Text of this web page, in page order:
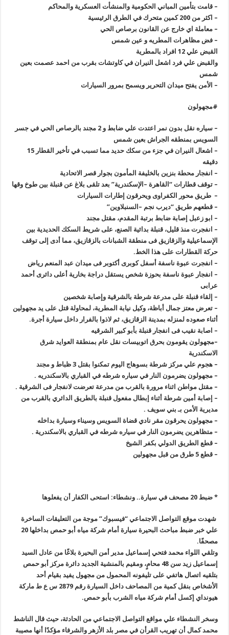
–قامت بتأمين المباني الحكومية والمنشأت العسكرية والمحاكم
– اكثر من 200 كمين متحرك في الطرق الرئيسية
–معاملة اي خارج عن القانون برصاص الحي
–فض مظاهرات المطريه و عين شمس
القبض علي 12 افراد بالمطرية
والقبض علي فرد اشعل النيران في كاوتشات بقرب من احمد عصمت بعين
شمس
– الأمن يفتح ميدان التحرير ويسمح بمرور السيارات
#مجهولون
–
سياره نقل بدون نمر اعتدت علي ضابط و 2 مجند بالرصاص الحي في جسر
السويس بمنطقه الجراش بعين شمس
–
اشعال النيران في جزء من سكك حديد مما تسبب في تأخير القطار 15
دقيقه
– انفجار محطة بنزين بالخليفة المأمون بجوار قصر الاتحادية
–توقف قطارات “القاهرة –الإسكندرية” بعد تلقى بلاغ عن قنبلة بين طوخ وقها
–طريق محور الكفراوى ويحرقون إطارات السيارات
–قطعهم طريق “ديرب نجم –السنبلاوين”
– ابو زعبل إصابة ضابط برتبة المقدم، مقتل مجند
– انفجرت منذ قليل، قنبلة بدائية الصنع، على شريط السكك الحديدية بين
الإسماعيلية والزقازيق فى منطقة الشبانات بالزقازيق، مما أدى إلى توقف
حركة القطارات على هذا الخط.
– انفجرت عبوة ناسفة أسفل كوبرى أكتوبر فى ميدان عبد المنعم رياض
– انفجار عبوة ناسفة بحوزة شخص يستقل دراجة بخارية أعلى دائرى أحمد
عرابى
– إلقاء قنبلة على مدرعة شرطة بالشرقية وإصابة شخصين
–تعرض معتز جمال أباظة، وكيل نيابة المطرية، لمحاولة قتل على يد مجهولين
أثناء صعوده لمنزله بمدينة الزقازيق، ثم لاذوا بالفرار داخل سيارة أجرة.
– اصابة نقيب فى انفجار قنبلة بأبو كبير الشرقيه
–مجهولون يقومون بحرق اتوبيسات نقل عام بمنطقة العوايد شرق
الاسكندرية
–هجوم علي مركز شرطة بسوهاج اليوم تمكنوا بقتل 3 ظباط و مجند
–مجهولون يضرمون النار في سياره شرطه في القباري بالاسكندريه .
–مقتل مواطن اثناء مرورة بالقرب من مدرعة تعرضت لانفجار فى الشرقية .
– إصابة أمين شرطة أثناء إبطال مفعول قنبلة بالطريق الدائري بالقرب من
مديرية الأمن بـ بني سويف .
–مجهولون يحرقون مقر نادي قضاة السويس وسيناء وسيارة بداخله
–متظاهرين يضرمون النار في سياره شرطه في القباري بالاسكندرية .
–قطع الطريق الدولي بكفر الشيخ
–قطع 5 طرق من قبل مجهولين
* ضبط 20 مصحف في سيارة.. ونشطاء: استحى الكفار أن يفعلوها
شهدت موقع التواصل الاجتماعي “فيسبوك” موجة من التعليقات الساخرة
علي خبر ضبط مباحث البحيرة سيارة أمام شركة مياه أبو حمص بداخلها 20
مصحفًا.
وتلقي اللواء محمد فتحي إسماعيل مدير أمن البحيرة بلاغًا من عادل السيد
إسماعيل زيد سن 48 محامٍ، ومقيم بالمنشية الجديد دائرة مركز أبو حمص
بتلقيه اتصال هاتفي على تليفونه المحمول من مجهول يفيد بقيام أحد
الأشخاص بنقل كمية من المصاحف داخل السيارة رقم 2879 س ع ط ماركة
هيونداي إكسل أمام شركة مياه الشرب بأبو حمص.
وسخر النشطاء علي مواقع التواصل الاجتماعي من الحادثة، حيث قال الناشط
محمد كمال أن تهريب القرأن في مصر بلد الأزهر والشرفاء مؤكدًا أنها مصيبة